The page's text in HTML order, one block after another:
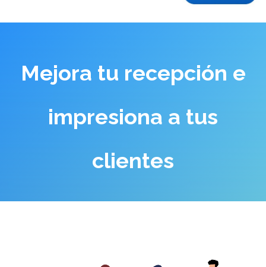
Mejora tu recepción e
impresiona a tus
clientes